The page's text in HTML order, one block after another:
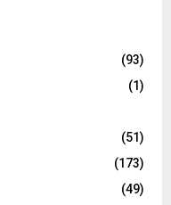
(93)
(1)
(51)
(173)
(49)